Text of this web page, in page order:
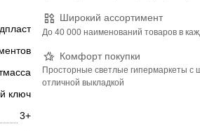
Широкий ассортимент
До 40 000 наименований товаров в
Комфорт покупки
Просторные светлые гипермаркеты с
отличной выкладкой
ключ
3+